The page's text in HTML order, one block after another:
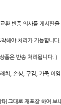
환 반품 의사를 게시판을
해야 처리가 가능합니다.
품은 반송 처리됩니다. )
치, 손상, 구김, 가죽 이
그대로 재포장 하여 보